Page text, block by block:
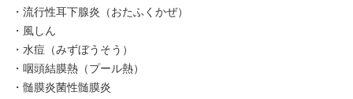
・流行性耳下腺炎（おたふくかぜ）
・風しん
・水痘（みずぼうそう）
・咽頭結膜熱（プール熱）
・髄膜炎菌性髄膜炎